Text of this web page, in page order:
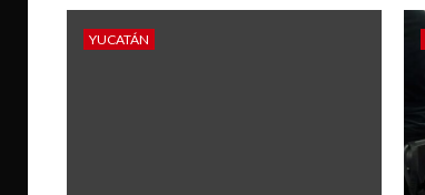
YUCATÁN